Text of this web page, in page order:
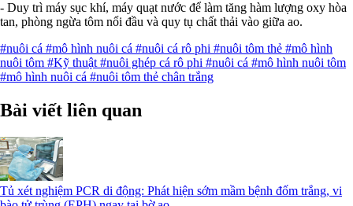
- Duy trì máy sục khí, máy quạt nước để làm tăng hàm lượng oxy hòa
tan, phòng ngừa tôm nổi đầu và quy tụ chất thải vào giữa ao.
#nuôi cá #mô hình nuôi cá #nuôi cá rô phi #nuôi tôm thẻ #mô hình
nuôi tôm #Kỹ thuật #nuôi ghép cá rô phi #nuôi cá #mô hình nuôi tôm
#mô hình nuôi cá #nuôi tôm thẻ chân trắng
Bài viết liên quan
Tủ xét nghiệm PCR di động: Phát hiện sớm mầm bệnh đốm trắng, vi